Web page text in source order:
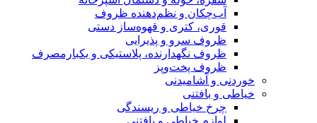
آب‌چکان و نظم‌دهنده ظروف
قوری، کتری و قهوه‌ساز دستی
ظروف سرو و پذیرایی
ظروف نگهدارنده، پلاستیکی و یکبارمصرف
ظروف پخت‌وپز
خوردنی و آشامیدنی
خیاطی و بافتنی
چرخ خیاطی و ریسندگی